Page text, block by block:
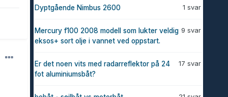
1 svar
Dyptgående Nimbus 2600
9 svar
Mercury f100 2008 modell som lukter veldig
eksos+ sort olje i vannet ved oppstart.
17 svar
Er det noen vits med radarreflektor på 24
fot aluminiumsbåt?